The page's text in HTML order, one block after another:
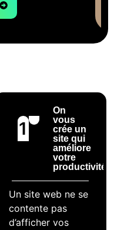
1
On
vous
crée un
site qui
améliore
votre
productivité
Un site web ne se
contente pas
d’afficher vos